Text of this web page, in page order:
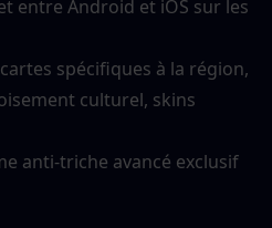
entre Android et iOS sur les
spécifiques à la région,
culturel, skins
anti-triche avancé exclusif